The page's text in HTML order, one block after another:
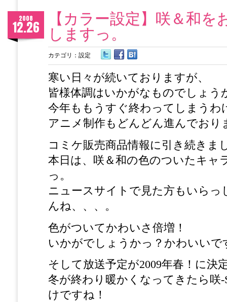
【カラー設定】咲＆和を
しますっ。
2008
12.26
カテゴリ： 設定
寒い日々が続いておりますが、
皆様体調はいかがなものでしょう
今年ももうすぐ終わってしまうわ
アニメ制作もどんどん進んでおり
コミケ販売商品情報に引き続きま
本日は、咲＆和の色のついたキャ
っ。
ニュースサイトで見た方もいらっ
んね、、、。
色がついてかわいさ倍増！
いかがでしょうかっ？かわいいで
そして放送予定が2009年春！に決
冬が終わり暖かくなってきたら咲
けですね！